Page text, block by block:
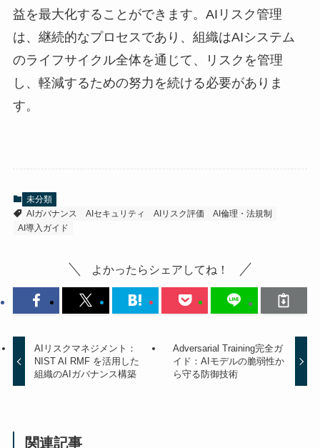
益を最大化することができます。AIリスク管理
は、継続的なプロセスであり、組織はAIシステム
のライフサイクル全体を通じて、リスクを管理
し、軽減するための努力を続ける必要がありま
す。
未分類
AIガバナンス
AIセキュリティ AIリスク評価
AI倫理・法規制
AI導入ガイド
よかったらシェアしてね！
AIリスクマネジメント：
NIST AI RMF を活用した
組織のAIガバナンス構築
Adversarial Training完全ガ
イド：AIモデルの脆弱性か
ら守る防御技術
関連記事